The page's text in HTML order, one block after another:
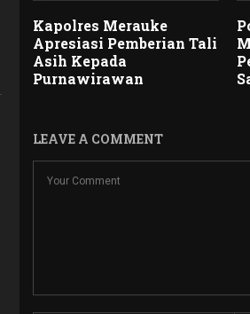
Kapolres Merauke
Apresiasi Pemberian Tali
Asih Kepada
Purnawirawan
LEAVE A COMMENT